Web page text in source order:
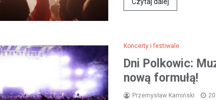
Koncerty i festiwale
Dni Polkowic:
nową formułą!
Przemysław Kamiński